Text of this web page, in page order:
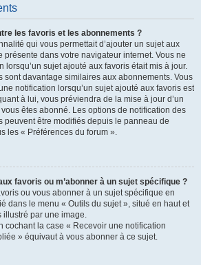
les favoris et les abonnements ?
qui vous permettait d’ajouter un sujet aux
présente dans votre navigateur internet. Vous ne
lorsqu’un sujet ajouté aux favoris était mis à jour.
sont davantage similaires aux abonnements. Vous
notification lorsqu’un sujet ajouté aux favoris est
à lui, vous préviendra de la mise à jour d’un
êtes abonné. Les options de notification des
peuvent être modifiés depuis le panneau de
les « Préférences du forum ».
favoris ou m’abonner à un sujet spécifique ?
ou vous abonner à un sujet spécifique en
dans le menu « Outils du sujet », situé en haut et
illustré par une image.
cochant la case « Recevoir une notification
» équivaut à vous abonner à ce sujet.